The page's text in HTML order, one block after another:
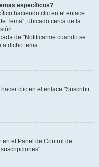
específicos?
haciendo clic en el enlace
Tema", ubicado cerca de la
de "Notificarme cuando se
a dicho tema.
clic en el enlace "Suscribir
en el Panel de Control de